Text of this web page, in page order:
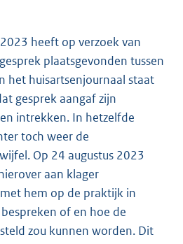
heeft op verzoek van
plaatsgevonden tussen
het huisartsenjournaal staat
gesprek aangaf zijn
intrekken. In hetzelfde
toch weer de
Op 24 augustus 2023
aan klager
hem op de praktijk in
of en hoe de
zou kunnen worden. Dit